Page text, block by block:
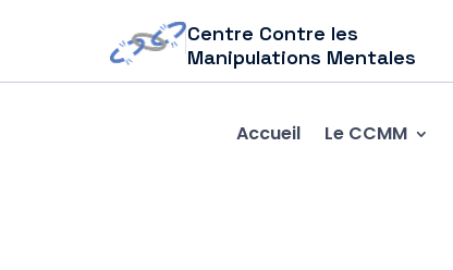
Centre Contre les
Manipulations Mentales
Accueil Le CCMM